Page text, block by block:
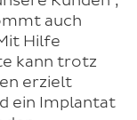
auch
Hilfe
kann trotz
erzielt
ein Implantat